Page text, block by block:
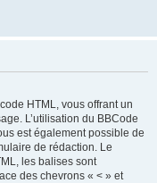
HTML, vous offrant un
L’utilisation du BBCode
est également possible de
de rédaction. Le
les balises sont
des chevrons « < » et